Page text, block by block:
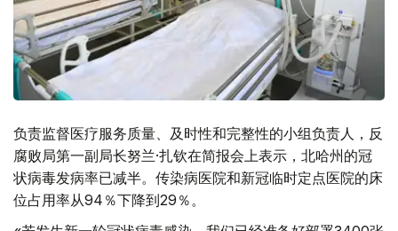
负责监督医疗服务质量、及时性和完整性的小组负责人，反
腐败局第一副局长努兰·扎钦在简报会上表示，北哈州的冠
状病毒发病率已减半。传染病医院和新冠临时定点医院的床
位占用率从94％下降到29％。